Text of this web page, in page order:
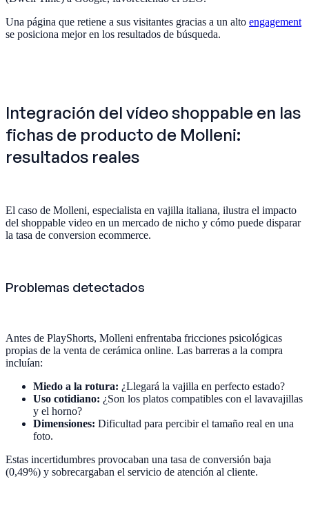
Una página que retiene a sus visitantes gracias a un alto engagement
se posiciona mejor en los resultados de búsqueda.
Integración del vídeo shoppable en las
fichas de producto de Molleni:
resultados reales
El caso de Molleni, especialista en vajilla italiana, ilustra el impacto
del shoppable video en un mercado de nicho y cómo puede disparar
la tasa de conversion ecommerce.
Problemas detectados
Antes de PlayShorts, Molleni enfrentaba fricciones psicológicas
propias de la venta de cerámica online. Las barreras a la compra
incluían:
Miedo a la rotura: ¿Llegará la vajilla en perfecto estado?
Uso cotidiano: ¿Son los platos compatibles con el lavavajillas
y el horno?
Dimensiones: Dificultad para percibir el tamaño real en una
foto.
Estas incertidumbres provocaban una tasa de conversión baja
(0,49%) y sobrecargaban el servicio de atención al cliente.